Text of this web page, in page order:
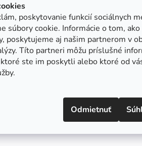
poskytovanie funkcií sociálnych
súbory cookie. Informácie o tom, ako
poskytujeme aj našim partnerom v
Títo partneri môžu príslušné
ste im poskytli alebo ktoré od
Odmietnuť